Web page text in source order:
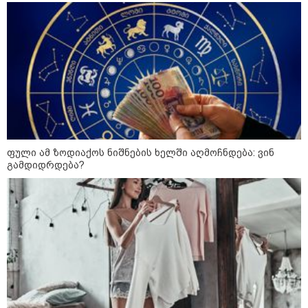
დამარტყმევინეს, მირტყეს
მუშტები" - რას ჰყვება დავით
დვალიშვილი, რომელზეც
არასრულწლოვანებმა ფიზიკურად
იძალადეს?
სექტემბრიდან ამოქმედდება და
60 წელს გადაცილებულ პირებს
შეეხებათ! - საქართველოს
ეროვნული ბანკი განცხადებას
ავრცელებს
პოლიტიკა
ფული ამ ზოდიაქოს ნიშნების ხელში აღმოჩნდება: ვინ
გამდიდრდება?